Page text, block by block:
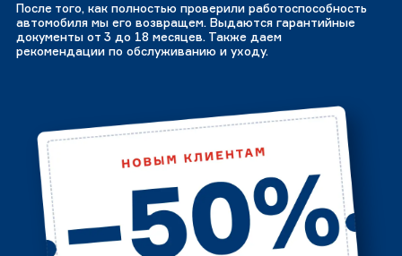
После того, как полностью проверили работоспособность
автомобиля мы его возвращем. Выдаются гарантийные
документы от 3 до 18 месяцев. Также даем
рекомендации по обслуживанию и уходу.